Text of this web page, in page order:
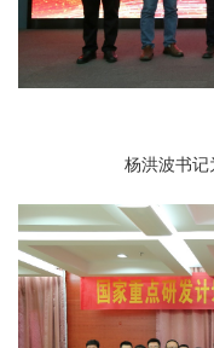
杨洪波书